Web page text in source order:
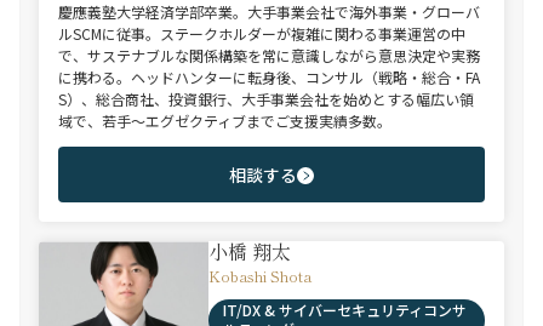
慶應義塾大学経済学部卒業。大手事業会社で海外事業・グローバ
ルSCMに従事。ステークホルダーが複雑に関わる事業運営の中
で、サステナブルな関係構築を常に意識しながら意思決定や実務
に携わる。ヘッドハンターに転身後、コンサル（戦略・総合・FA
S）、総合商社、投資銀行、大手事業会社を始めとする幅広い領
域で、若手～エグゼクティブまでご支援実績多数。
相談する
小橋 翔太
Kobashi Shota
IT/DX & サイバーセキュリティコンサ